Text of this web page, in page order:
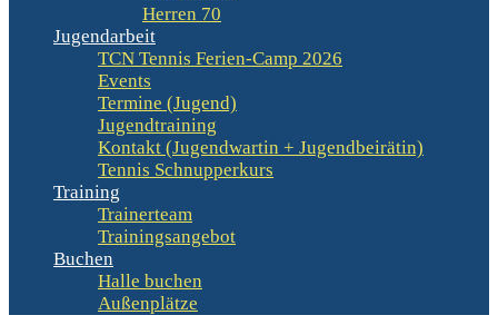
Herren 70
Jugendarbeit
TCN Tennis Ferien-Camp 2026
Events
Termine (Jugend)
Jugendtraining
Kontakt (Jugendwartin + Jugendbeirätin)
Tennis Schnupperkurs
Training
Trainerteam
Trainingsangebot
Buchen
Halle buchen
Außenplätze